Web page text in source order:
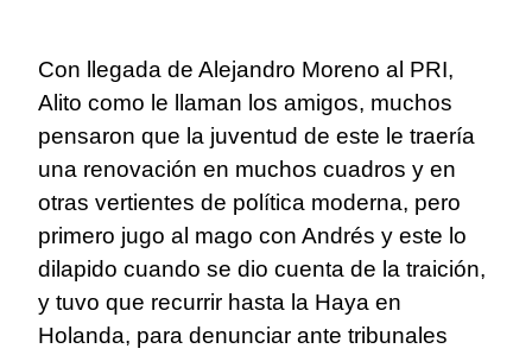
Con llegada de Alejandro Moreno al PRI,
Alito como le llaman los amigos, muchos
pensaron que la juventud de este le traería
una renovación en muchos cuadros y en
otras vertientes de política moderna, pero
primero jugo al mago con Andrés y este lo
dilapido cuando se dio cuenta de la traición,
y tuvo que recurrir hasta la Haya en
Holanda, para denunciar ante tribunales